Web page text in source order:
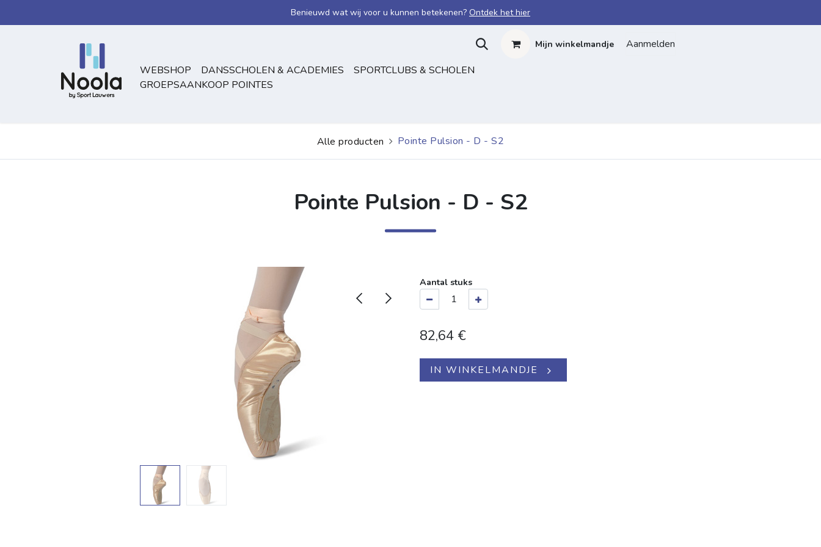
Benieuwd wat wij voor u kunnen betekenen? Ontdek het hier
Mijn winkelmandje
Aanmelden
WEBSHOP
DANSSCHOLEN & ACADEMIES
SPORTCLUBS & SCHOLEN
GROEPSAANKOOP POINTES
Alle producten Pointe Pulsion - D - S2
Pointe Pulsion - D - S2
Aantal stuks
82,64 €
IN WINKELMANDJE